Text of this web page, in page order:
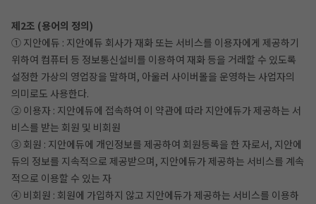
제2조 (용어의 정의)
① 지안에듀 : 지안에듀 회사가 재화 또는 서비스를 이용자에게 제공하기
위하여 컴퓨터 등 정보통신설비를 이용하여 재화 등을 거래할 수 있도록
설정한 가상의 영업장을 말하며, 아울러 사이버몰을 운영하는 사업자의
의미로도 사용한다.
② 이용자 : 지안에듀에 접속하여 이 약관에 따라 지안에듀가 제공하는 서
비스를 받는 회원 및 비회원
③ 회원 : 지안에듀에 개인정보를 제공하여 회원등록을 한 자로서, 지안에
듀의 정보를 지속적으로 제공받으며, 지안에듀가 제공하는 서비스를 계속
적으로 이용할 수 있는 자
④ 비회원 : 회원에 가입하지 않고 지안에듀가 제공하는 서비스를 이용하